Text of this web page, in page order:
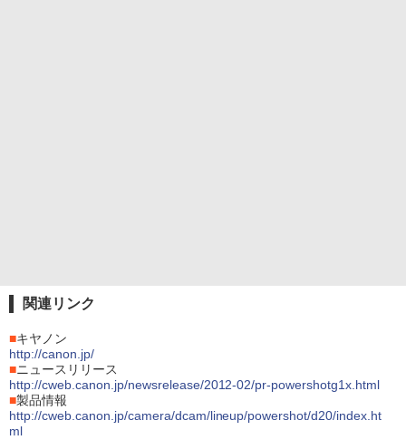
関連リンク
■キヤノン
http://canon.jp/
■ニュースリリース
http://cweb.canon.jp/newsrelease/2012-02/pr-powershotg1x.html
■製品情報
http://cweb.canon.jp/camera/dcam/lineup/powershot/d20/index.ht
ml